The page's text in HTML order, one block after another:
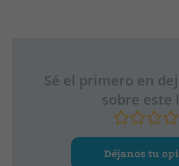
Sé el primero en
sobre este
Déjanos tu